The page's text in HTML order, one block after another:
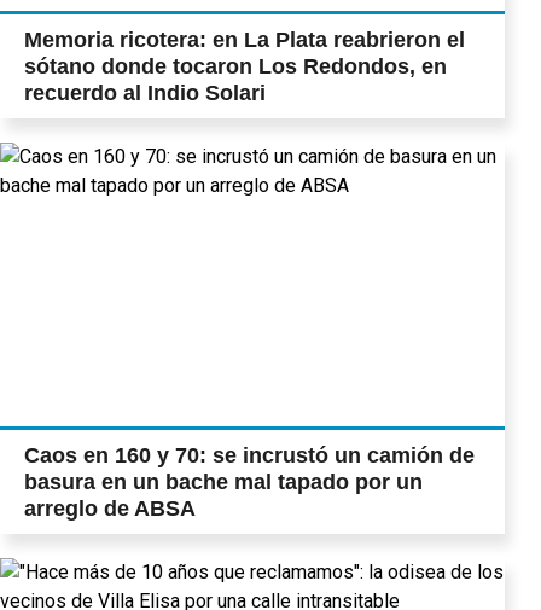
Memoria ricotera: en La Plata reabrieron el
sótano donde tocaron Los Redondos, en
recuerdo al Indio Solari
Caos en 160 y 70: se incrustó un camión de
basura en un bache mal tapado por un
arreglo de ABSA